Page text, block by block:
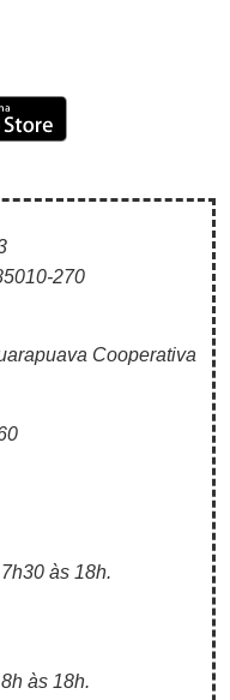
270
Cooperativa
às 18h.
às 18h.